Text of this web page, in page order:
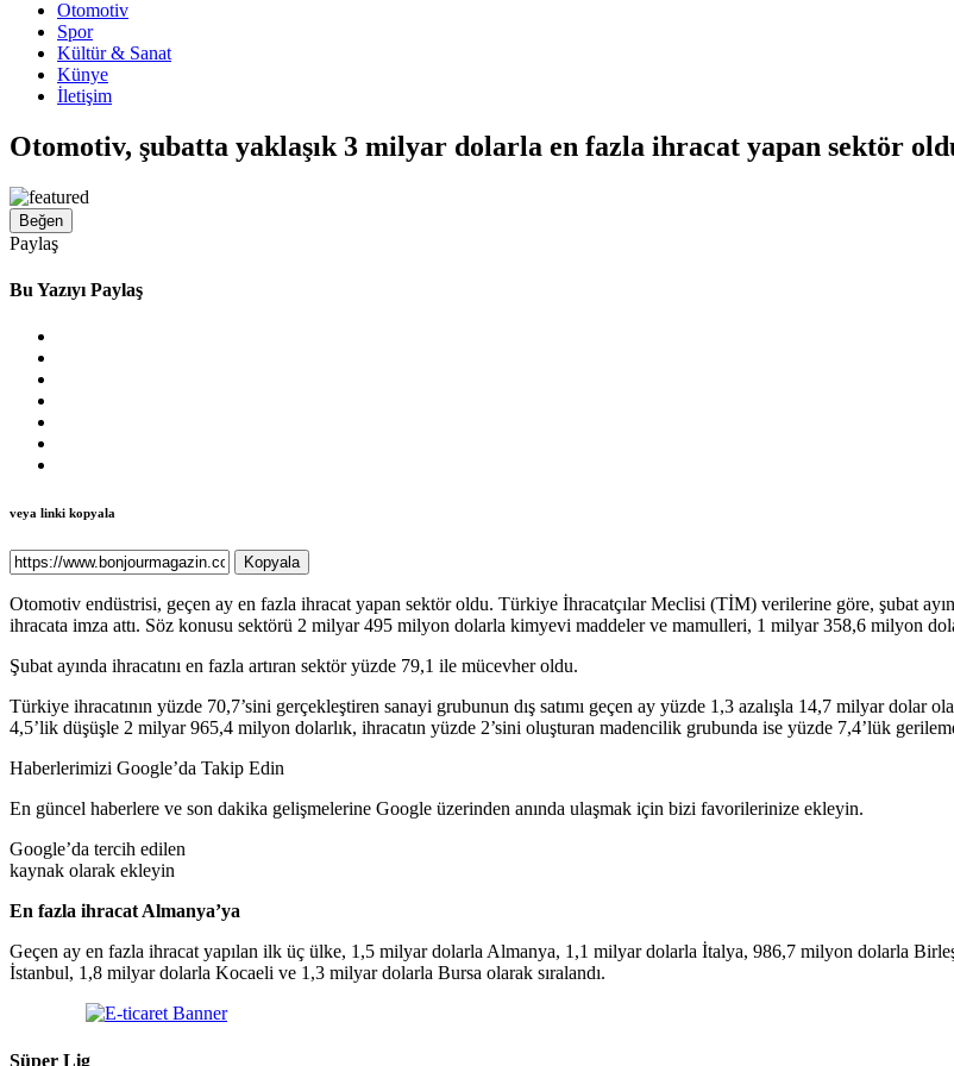
Otomotiv
Spor
Kültür & Sanat
Künye
İletişim
Otomotiv, şubatta yaklaşık 3 milyar dolarla en fazla ihracat yapan sektör
Beğen
Paylaş
Bu Yazıyı Paylaş
veya linki kopyala
Kopyala
Otomotiv endüstrisi, geçen ay en fazla ihracat yapan sektör oldu. Türkiye İhracatçılar Meclisi (TİM) verilerine göre, şubat
ihracata imza attı. Söz konusu sektörü 2 milyar 495 milyon dolarla kimyevi maddeler ve mamulleri, 1 milyar 358,6 milyon
Şubat ayında ihracatını en fazla artıran sektör yüzde 79,1 ile mücevher oldu.
Türkiye ihracatının yüzde 70,7’sini gerçekleştiren sanayi grubunun dış satımı geçen ay yüzde 1,3 azalışla 14,7 milyar dolar
4,5’lik düşüşle 2 milyar 965,4 milyon dolarlık, ihracatın yüzde 2’sini oluşturan madencilik grubunda ise yüzde 7,4’lük
Haberlerimizi Google’da Takip Edin
En güncel haberlere ve son dakika gelişmelerine Google üzerinden anında ulaşmak için bizi favorilerinize ekleyin.
Google’da tercih edilen
kaynak olarak ekleyin
En fazla ihracat Almanya’ya
Geçen ay en fazla ihracat yapılan ilk üç ülke, 1,5 milyar dolarla Almanya, 1,1 milyar dolarla İtalya, 986,7 milyon dolarla
İstanbul, 1,8 milyar dolarla Kocaeli ve 1,3 milyar dolarla Bursa olarak sıralandı.
Süper Lig